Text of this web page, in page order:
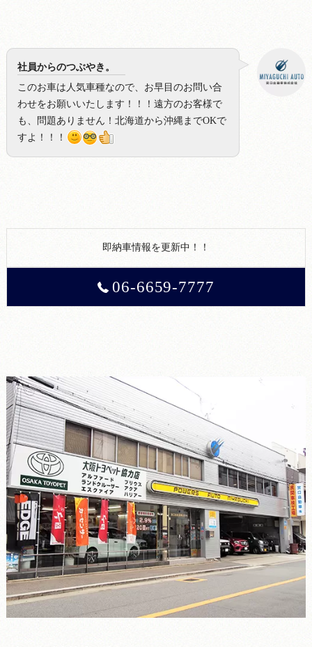
社員からのつぶやき。
このお車は人気車種なので、お早目のお問い合
わせをお願いいたします！！！遠方のお客様で
も、問題ありません！北海道から沖縄までOKで
すよ！！！
即納車情報を更新中！！
06-6659-7777